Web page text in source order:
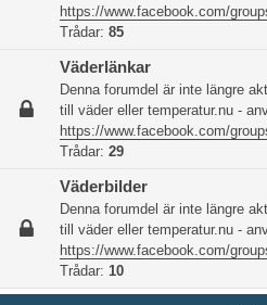
https://www.facebook.com/
Trådar: 85
Väderlänkar
Denna forumdel är inte längre
till väder eller temperatur.nu -
https://www.facebook.com/
Trådar: 29
Väderbilder
Denna forumdel är inte längre
till väder eller temperatur.nu -
https://www.facebook.com/
Trådar: 10